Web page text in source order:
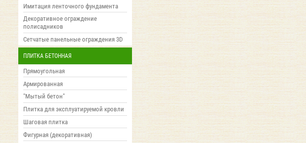
Имитация ленточного фундамента
Декоративное ограждение
полисадников
Сетчатые панельные ограждения 3D
ПЛИТКА БЕТОННАЯ
Прямоугольная
Армированная
"Мытый бетон"
Плитка для эксплуатируемой кровли
Шаговая плитка
Фигурная (декоративная)